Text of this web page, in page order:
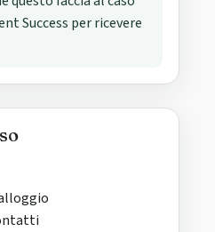
Success per ricevere